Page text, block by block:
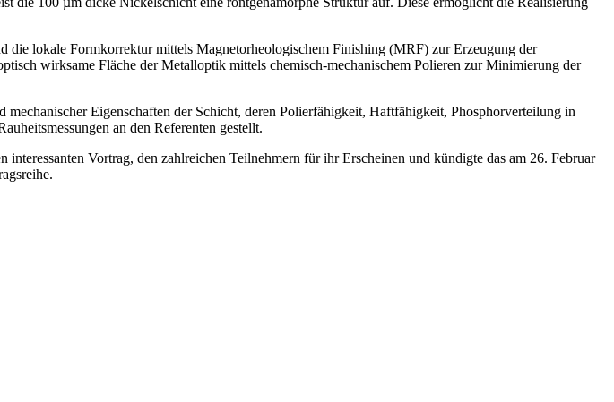
die lokale Formkorrektur mittels Magnetorheologischem Finishing (MRF) zur Erzeugung der
wirksame Fläche der Metalloptik mittels chemisch-mechanischem Polieren zur Minimierung der
Eigenschaften der Schicht, deren Polierfähigkeit, Haftfähigkeit, Phosphorverteilung in
an den Referenten gestellt.
Vortrag, den zahlreichen Teilnehmern für ihr Erscheinen und kündigte das am 26. Februar